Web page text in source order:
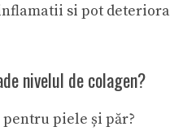
si pot deteriora
nivelul de colagen?
piele și păr?